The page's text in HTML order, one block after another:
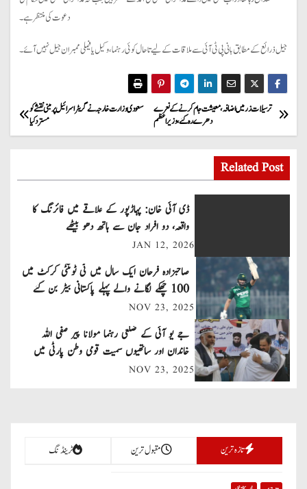
دعوت کی منتظر ہے۔
جیل ذرائع کے مطابق بانی پی ٹی آئی سے ملاقات کے لیے تاحال کوئی رہنما، وکیل یا فیملی ممبران جیل نہیں آئے۔
P
o
s
t
a
v
i
g
a
o
سعودی وزارت خارجہ نے گریٹر اسرائیل پر مبنی نقشے کو
مسترد کیا
ترسیلات زر میں اضافہ، معیشت جام کرنے کے نعرے
دھرے رہ گئے، وزیراعظم
Related Post
ڈی آئی خان: پہاڑپور کے علاقے میں فائرنگ کا
واقعہ، دو افراد جان سے ہاتھ دھو بیٹھے
JAN 12, 2026
صاحبزادہ فرحان ایک سال میں ٹی ٹوئنٹی کرکٹ میں
100 چھکے لگانے والے پہلے پاکستانی بیٹر بن گئے
NOV 23, 2025
جے یو آئی کے ضلعی رہنما مولانا پیر صفی اللہ
خاندان اور ساتھیوں سمیت قومی وطن پارٹی میں
شامل
NOV 23, 2025
تازہ ترین مقبول ترین ٹرینڈنگ